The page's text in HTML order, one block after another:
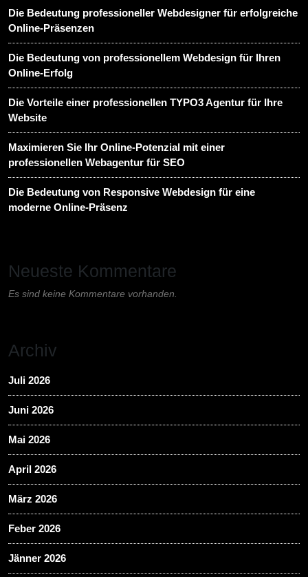
Die Bedeutung professioneller Webdesigner für erfolgreiche
Online-Präsenzen
Die Bedeutung von professionellem Webdesign für Ihren
Online-Erfolg
Die Vorteile einer professionellen TYPO3 Agentur für Ihre
Website
Maximieren Sie Ihr Online-Potenzial mit einer
professionellen Webagentur für SEO
Die Bedeutung von Responsive Webdesign für eine
moderne Online-Präsenz
Neueste Kommentare
Es sind keine Kommentare vorhanden.
Archiv
Juli 2026
Juni 2026
Mai 2026
April 2026
März 2026
Feber 2026
Jänner 2026